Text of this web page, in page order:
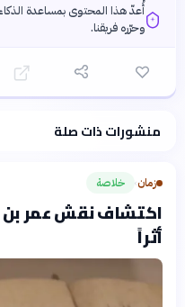
أُعدّ هذا المحتوى بمساعدة
وحرّره فريقنا.
فلسفتنا المعرفية· سياسة الذكاءمنشورات ذات صلة
زمان› خلاصة
أثراً